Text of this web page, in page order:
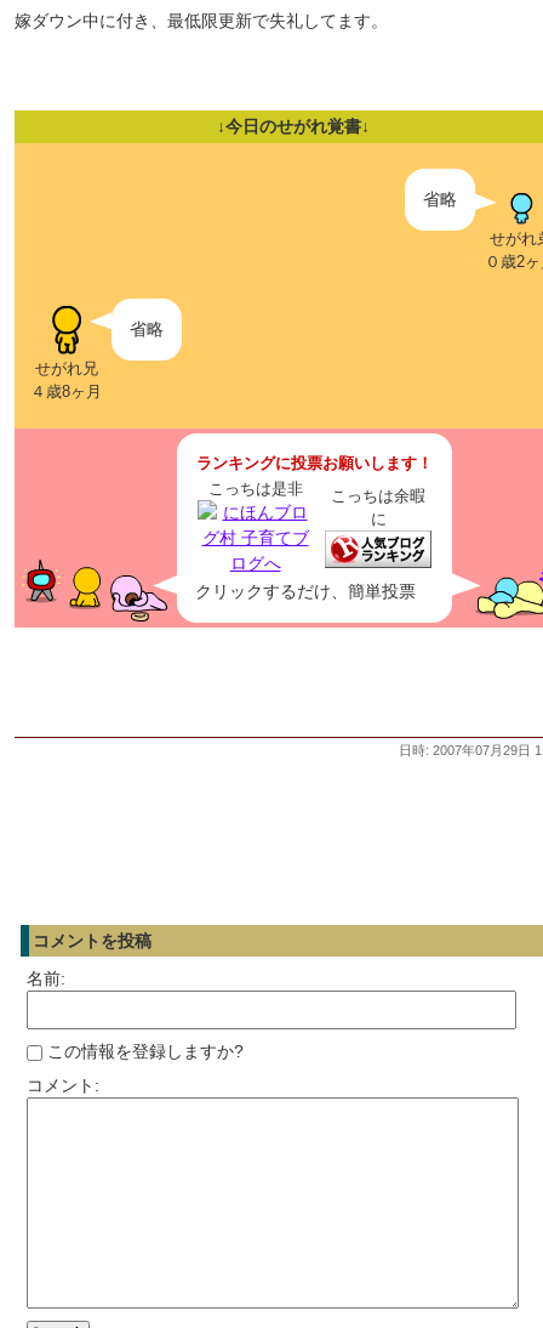
嫁ダウン中に付き、最低限更新で失礼してます。
↓今日のせがれ覚書↓
省略
せがれ
０歳2
せがれ兄
４歳8ヶ月
省略
ランキングに投票お願いします！
こっちは是非
こっちは余暇
に
クリックするだけ、簡単投票
日時: 2007年07月29日
コメントを投稿
名前:
この情報を登録しますか?
コメント: